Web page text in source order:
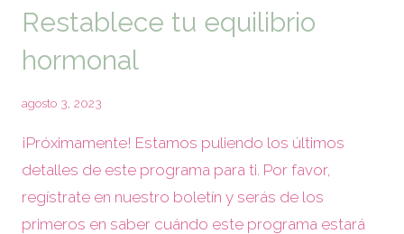
Restablece tu equilibrio
hormonal
agosto 3, 2023
¡Próximamente! Estamos puliendo los últimos
detalles de este programa para ti. Por favor,
regístrate en nuestro boletín y serás de los
primeros en saber cuándo este programa estará